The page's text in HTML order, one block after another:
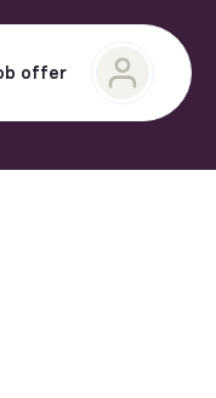
offer